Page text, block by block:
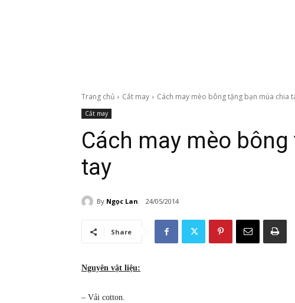
Trang chủ Cắt may Cách may mèo bông tặng bạn mùa chia
Cắt may
Cách may mèo
tay
By Ngọc Lan 24/05/2014
Share
Nguyên vật liệu:
– Vải cotton.